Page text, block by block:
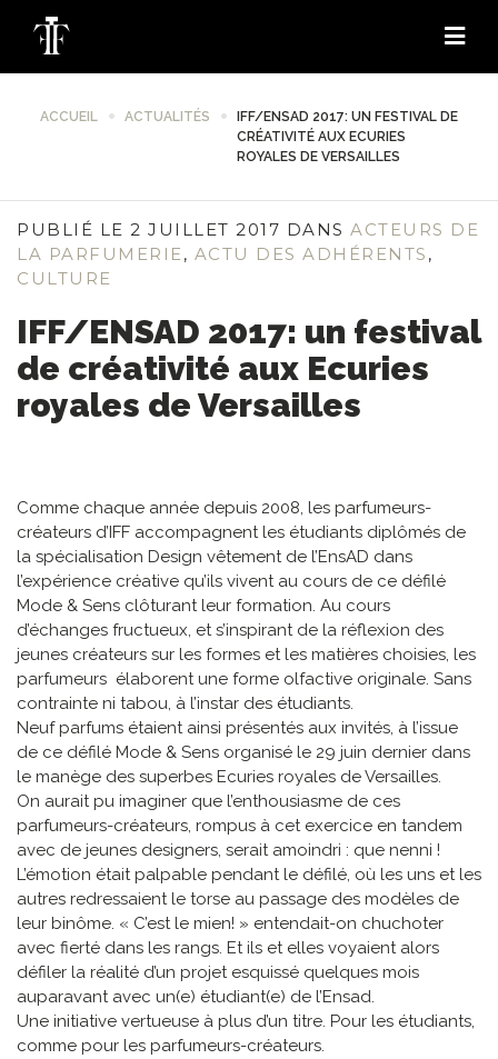
ACCUEIL ACTUALITÉS
IFF/ENSAD 2017: UN FESTIVAL DE
CRÉATIVITÉ AUX ECURIES
ROYALES DE VERSAILLES
PUBLIÉ LE 2 JUILLET 2017 DANS ACTEURS DE
LA PARFUMERIE, ACTU DES ADHÉRENTS ,
CULTURE
IFF/ENSAD 2017: un festival
de créativité aux Ecuries
royales de Versailles
Comme chaque année depuis 2008, les parfumeurs-
créateurs d’IFF accompagnent les étudiants diplômés de
la spécialisation Design vêtement de l’EnsAD dans
l’expérience créative qu’ils vivent au cours de ce défilé
Mode & Sens clôturant leur formation. Au cours
d’échanges fructueux, et s’inspirant de la réflexion des
jeunes créateurs sur les formes et les matières choisies, les
parfumeurs élaborent une forme olfactive originale. Sans
contrainte ni tabou, à l’instar des étudiants.
Neuf parfums étaient ainsi présentés aux invités, à l’issue
de ce défilé Mode & Sens organisé le 29 juin dernier dans
le manège des superbes Ecuries royales de Versailles.
On aurait pu imaginer que l’enthousiasme de ces
parfumeurs-créateurs, rompus à cet exercice en tandem
avec de jeunes designers, serait amoindri : que nenni !
L’émotion était palpable pendant le défilé, où les uns et les
autres redressaient le torse au passage des modèles de
leur binôme. « C’est le mien! » entendait-on chuchoter
avec fierté dans les rangs. Et ils et elles voyaient alors
défiler la réalité d’un projet esquissé quelques mois
auparavant avec un(e) étudiant(e) de l’Ensad.
Une initiative vertueuse à plus d’un titre. Pour les étudiants,
comme pour les parfumeurs-créateurs.